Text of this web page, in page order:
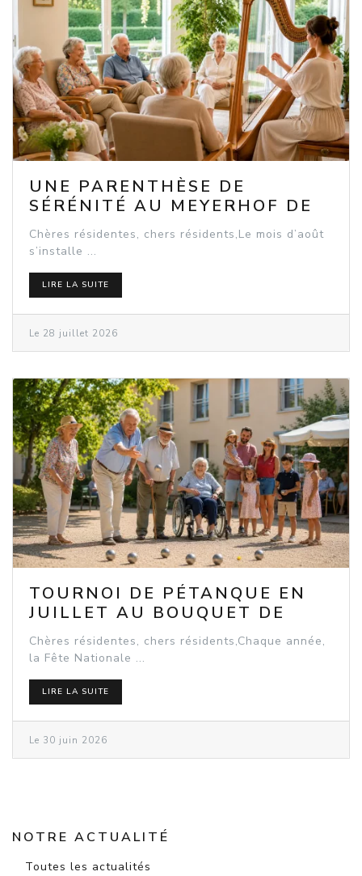
UNE PARENTHÈSE DE
SÉRÉNITÉ AU MEYERHOF DE
ROSHEIM
Chères résidentes, chers résidents,Le mois d’août
s’installe ...
LIRE LA SUITE
Le 28 juillet 2026
TOURNOI DE PÉTANQUE EN
JUILLET AU BOUQUET DE
SEEBACH
Chères résidentes, chers résidents,Chaque année,
la Fête Nationale ...
LIRE LA SUITE
Le 30 juin 2026
NOTRE ACTUALITÉ
Toutes les actualités